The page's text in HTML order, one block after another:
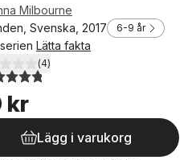
Milbourne
Svenska, 2017
6-9 år
Lätta fakta
5 stjärnor. Totalt antal röster:
(4)
kr
Lägg i varukorg